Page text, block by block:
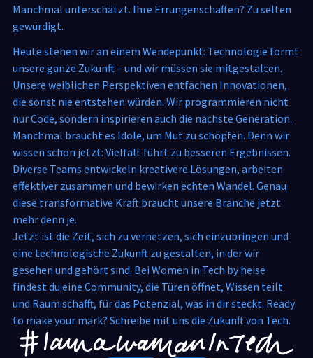
Manchmal unterschätzt. Ihre Errungenschaften? Zu selten
gewürdigt.
Heute stehen wir an einem Wendepunkt: Technologie formt
unsere ganze Zukunft – und wir müssen sie mitgestalten.
Unsere weiblichen Perspektiven entfachen Innovationen,
die sonst nie entstehen würden. Wir programmieren nicht
nur Code, sondern inspirieren auch die nächste Generation.
Manchmal braucht es Idole, um Mut zu schöpfen. Denn wir
wissen schon jetzt: Vielfalt führt zu besseren Ergebnissen.
Diverse Teams entwickeln kreativere Lösungen, arbeiten
effektiver zusammen und bewirken echten Wandel. Genau
diese transformative Kraft braucht unsere Branche jetzt
mehr denn je.
Jetzt ist die Zeit, sich zu vernetzen, sich einzubringen und
eine technologische Zukunft zu gestalten, in der wir
gesehen und gehört sind. Bei Women in Tech by heise
findest du eine Community, die Türen öffnet, Wissen teilt
und Raum schafft, für das Potenzial, was in dir steckt. Ready
to make your mark? Schreibe mit uns die Zukunft von Tech.